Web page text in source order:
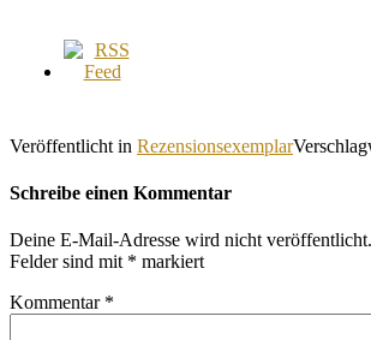
Veröffentlicht in Rezensionsexemplar
Schreibe einen Kommentar
Deine E-Mail-Adresse wird nicht veröffentlicht.
Felder sind mit * markiert
Kommentar *